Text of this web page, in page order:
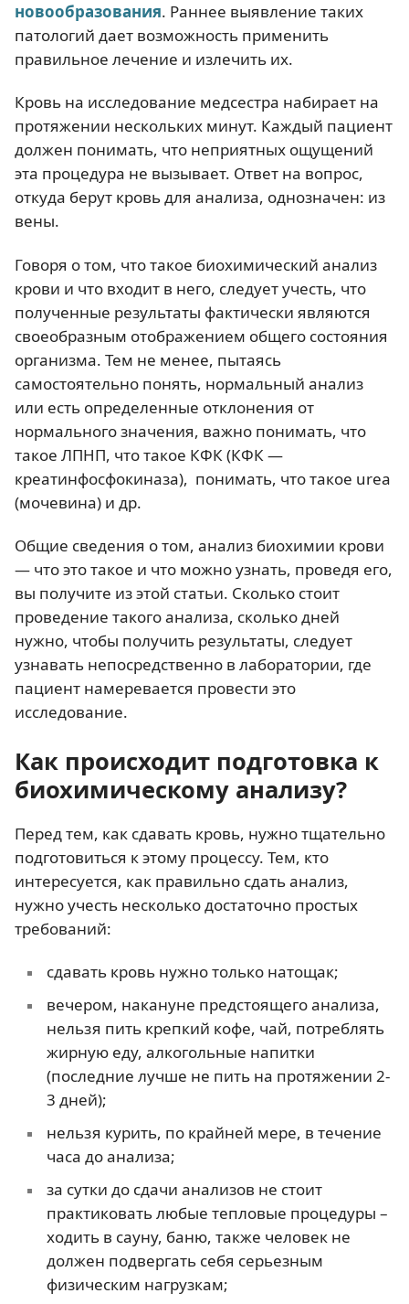
новообразования. Раннее выявление таких
патологий дает возможность применить
правильное лечение и излечить их.
Кровь на исследование медсестра набирает на
протяжении нескольких минут. Каждый пациент
должен понимать, что неприятных ощущений
эта процедура не вызывает. Ответ на вопрос,
откуда берут кровь для анализа, однозначен: из
вены.
Говоря о том, что такое биохимический анализ
крови и что входит в него, следует учесть, что
полученные результаты фактически являются
своеобразным отображением общего состояния
организма. Тем не менее, пытаясь
самостоятельно понять, нормальный анализ
или есть определенные отклонения от
нормального значения, важно понимать, что
такое ЛПНП, что такое КФК (КФК —
креатинфосфокиназа), понимать, что такое urea
(мочевина) и др.
Общие сведения о том, анализ биохимии крови
— что это такое и что можно узнать, проведя его,
вы получите из этой статьи. Сколько стоит
проведение такого анализа, сколько дней
нужно, чтобы получить результаты, следует
узнавать непосредственно в лаборатории, где
пациент намеревается провести это
исследование.
Как происходит подготовка к
биохимическому анализу?
Перед тем, как сдавать кровь, нужно тщательно
подготовиться к этому процессу. Тем, кто
интересуется, как правильно сдать анализ,
нужно учесть несколько достаточно простых
требований:
сдавать кровь нужно только натощак;
вечером, накануне предстоящего анализа,
нельзя пить крепкий кофе, чай, потреблять
жирную еду, алкогольные напитки
(последние лучше не пить на протяжении 2-
3 дней);
нельзя курить, по крайней мере, в течение
часа до анализа;
за сутки до сдачи анализов не стоит
практиковать любые тепловые процедуры –
ходить в сауну, баню, также человек не
должен подвергать себя серьезным
физическим нагрузкам;